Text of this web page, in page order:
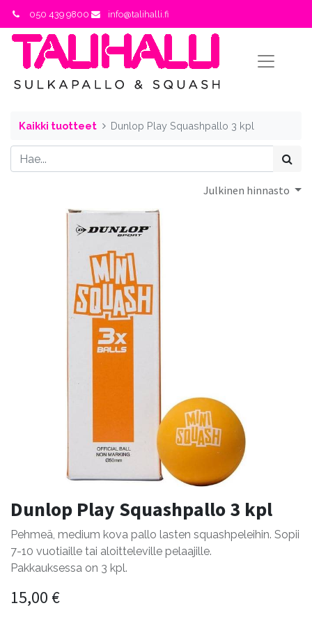
050 439 9800 info@talihalli.fi
Kaikki tuotteet Dunlop Play Squashpallo 3 kpl
Julkinen hinnasto
Dunlop Play Squashpallo 3 kpl
Pehmeä, medium kova pallo lasten squashpeleihin. Sopii
7-10 vuotiaille tai aloitteleville pelaajille.
Pakkauksessa on 3 kpl.
15,00 €